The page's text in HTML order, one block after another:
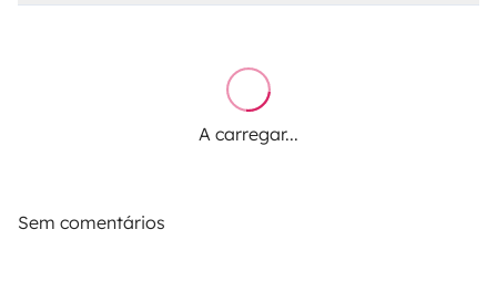
A carregar...
Sem comentários